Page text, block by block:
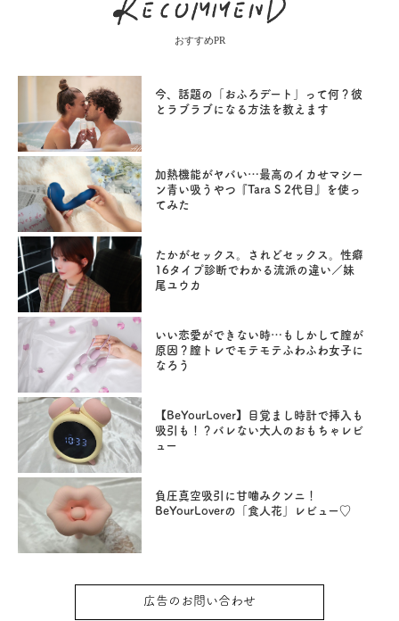
おすすめPR
今、話題の「おふろデート」って何？彼
とラブラブになる方法を教えます
加熱機能がヤバい…最高のイカせマシー
ン青い吸うやつ『Tara S 2代目』を使っ
てみた
たかがセックス。されどセックス。性癖
16タイプ診断でわかる流派の違い／妹
尾ユウカ
いい恋愛ができない時…もしかして膣が
原因？膣トレでモテモテふわふわ女子に
なろう
【BeYourLover】目覚まし時計で挿入も
吸引も！？バレない大人のおもちゃレビ
ュー
負圧真空吸引に甘噛みクンニ！
BeYourLoverの「食人花」レビュー♡
広告のお問い合わせ